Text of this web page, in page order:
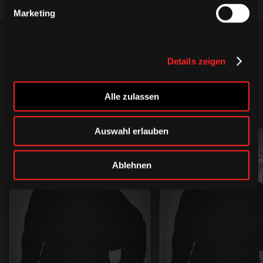
Marketing
Details zeigen
Alle zulassen
Auswahl erlauben
Ablehnen
MEHR SPIELER
94 61